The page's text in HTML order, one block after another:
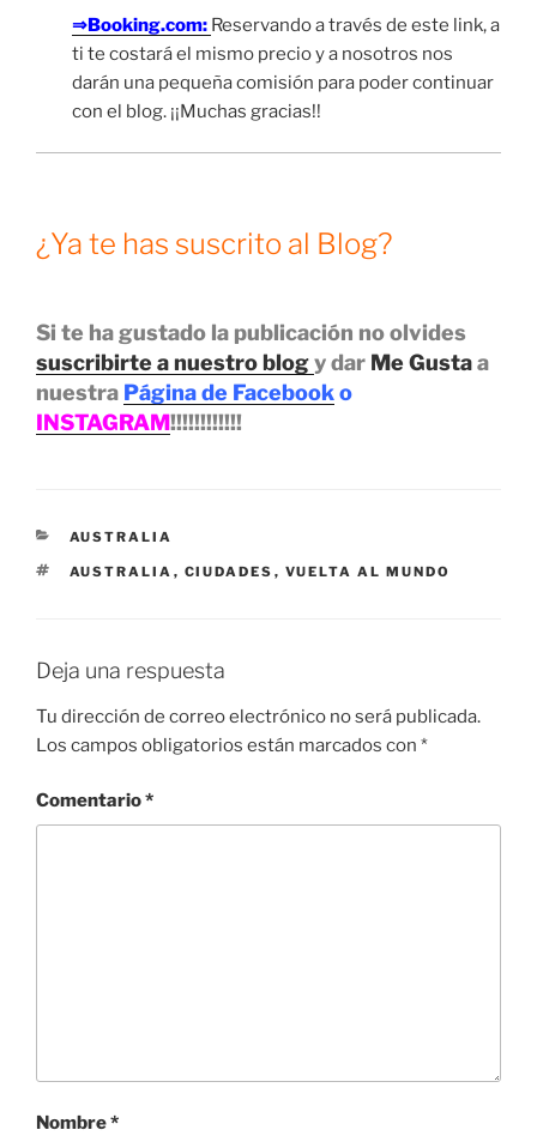
⇒Booking.com: Reservando a través de este link, a
ti te costará el mismo precio y a nosotros nos
darán una pequeña comisión para poder continuar
con el blog. ¡¡Muchas gracias!!
¿Ya te has suscrito al Blog?
Si te ha gustado la publicación no olvides
suscribirte a nuestro blogy dar Me Gustaa
nuestra Página de Facebooko
INSTAGRAM!!!!!!!!!!!!
CATEGORÍAS
AUSTRALIA
ETIQUETAS
AUSTRALIA , CIUDADES , VUELTA AL MUNDO
Deja una respuesta
Tu dirección de correo electrónico no será publicada.
Los campos obligatorios están marcados con *
Comentario*
Nombre*